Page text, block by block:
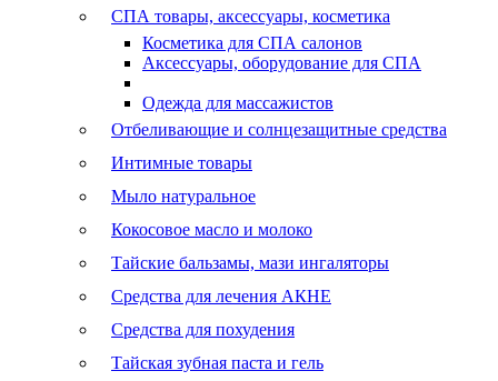
СПА товары, аксессуары, косметика
Косметика для СПА салонов
Аксессуары, оборудование для СПА
Одежда для массажистов
Отбеливающие и солнцезащитные средства
Интимные товары
Мыло натуральное
Кокосовое масло и молоко
Тайские бальзамы, мази ингаляторы
Средства для лечения АКНЕ
Средства для похудения
Тайская зубная паста и гель